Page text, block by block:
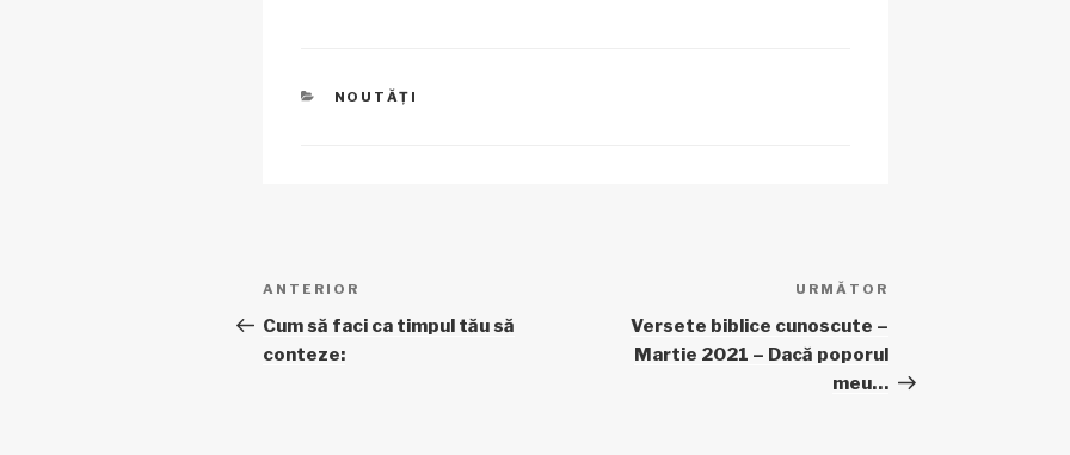
CATEGORII
NOUTĂȚI
Navigare
în
articole
Articol
anterior
ANTERIOR
Cum să faci ca timpul tău să
conteze:
URMĂTOR
Versete biblice cunoscute –
Martie 2021 – Dacă poporul
meu…